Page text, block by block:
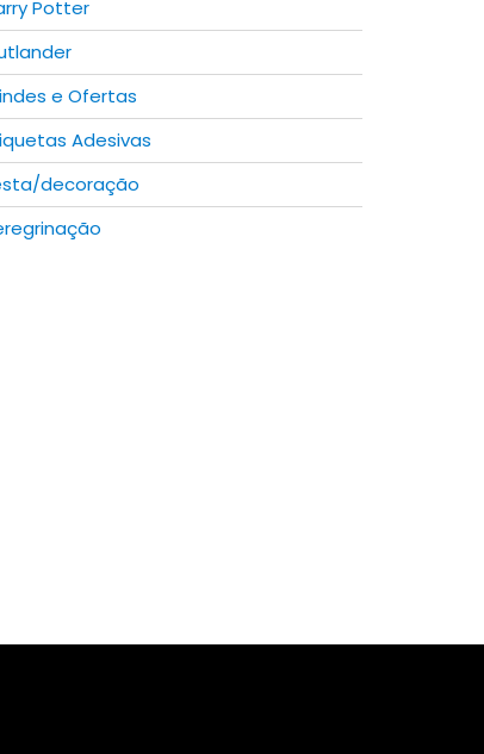
Potter
e Ofertas
Adesivas
decoração